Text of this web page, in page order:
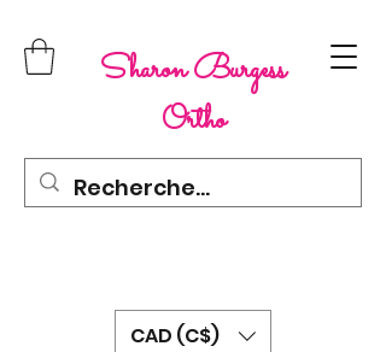
Sharon Burgess
Ortho
CAD (C$)